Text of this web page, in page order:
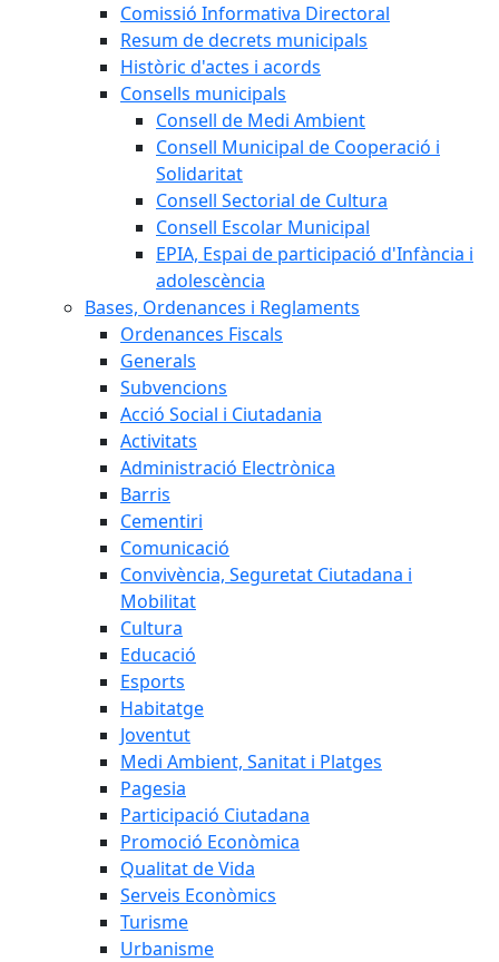
Comissió Informativa Directoral
Resum de decrets municipals
Històric d'actes i acords
Consells municipals
Consell de Medi Ambient
Consell Municipal de Cooperació i
Solidaritat
Consell Sectorial de Cultura
Consell Escolar Municipal
EPIA, Espai de participació d'Infància i
adolescència
Bases, Ordenances i Reglaments
Ordenances Fiscals
Generals
Subvencions
Acció Social i Ciutadania
Activitats
Administració Electrònica
Barris
Cementiri
Comunicació
Convivència, Seguretat Ciutadana i
Mobilitat
Cultura
Educació
Esports
Habitatge
Joventut
Medi Ambient, Sanitat i Platges
Pagesia
Participació Ciutadana
Promoció Econòmica
Qualitat de Vida
Serveis Econòmics
Turisme
Urbanisme